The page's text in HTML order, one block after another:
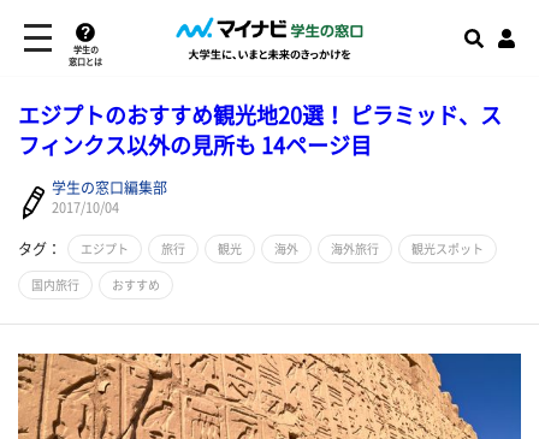
学生の
窓口とは
エジプトのおすすめ観光地20選！ ピラミッド、ス
フィンクス以外の見所も 14ページ目
学生の窓口編集部
2017/10/04
タグ： エジプト 旅行 観光 海外 海外旅行 観光スポット
国内旅行 おすすめ